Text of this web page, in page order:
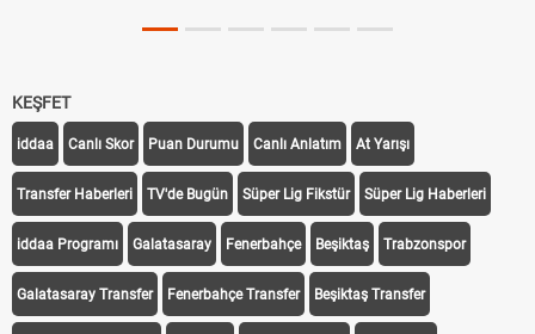
KEŞFET
iddaa Canlı Skor Puan Durumu Canlı Anlatım At Yarışı
Transfer Haberleri TV'de Bugün Süper Lig Fikstür Süper Lig Haberleri
iddaa Programı Galatasaray Fenerbahçe Beşiktaş Trabzonspor
Galatasaray Transfer Fenerbahçe Transfer Beşiktaş Transfer